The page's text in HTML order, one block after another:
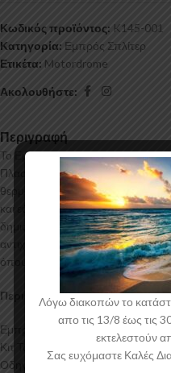
Κωδικός προϊόντος: K145-001
Κατηγορία: Εμπρός Σπλίτερ
Ετικέτα: Motordrome
Ακολουθήστε:
Περιγραφή
Το Εμπρός Σπλίτερ για το Opel
Πλαστικό υψηλής ποιότητας και
θερμοδιαμόρφωσης τελευταίας
και εύκολη τοποθέτηση. Το υλικό
δημιουργία προϊόντων έρχεται
αντιχαρακτική επιφάνεια.
όπου αφαιρείται πριν την
Περιεχόμενα Συσκευασίας:
Εμπρός Σπλίτερ Opel Corsa E
Κιτ Τοποθέτησης
Οδηγίες Τοποθέτησης
Λόγω διακοπών το
απο τις 13/8 έως τις
εκτελεστούν
Σας ευχόμαστε Καλές